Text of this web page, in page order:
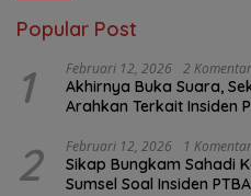
Popular Post
1 Februari 12, 2026 2 Komentar
Akhirnya Buka Suara,
Arahkan Terkait Insiden
2 Februari 12, 2026 1 Komentar
Sikap Bungkam Sahadi
Sumsel Soal Insiden